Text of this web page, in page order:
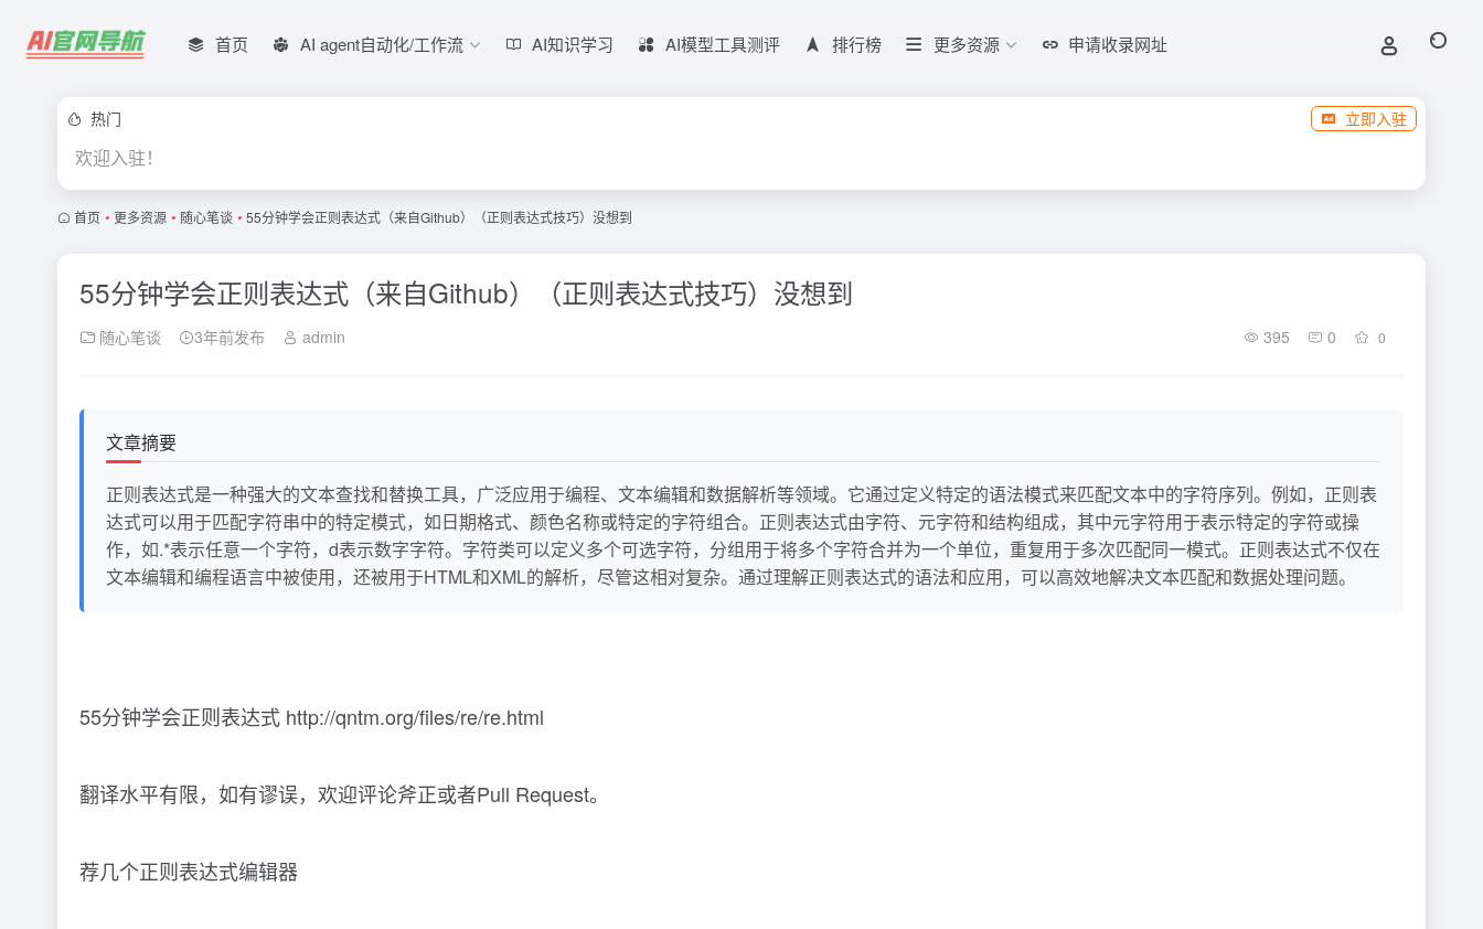
首页 AI agent自动化/工作流 AI知识学习 AI模型工具测评 排行榜 更多资源 申请收录网址
热门 立即入驻
欢迎入驻！
首页 • 更多资源 • 随心笔谈 • 55分钟学会正则表达式（来自Github）（正则表达式技巧）没想到
55分钟学会正则表达式（来自Github）（正则表达式技巧）没想到
随心笔谈 3年前发布 admin 395 0 0
文章摘要
正则表达式是一种强大的文本查找和替换工具，广泛应用于编程、文本编辑和数据解析等领域。它通过定义特定的语法模式来匹配文本中的字符序列。例如，正则表
达式可以用于匹配字符串中的特定模式，如日期格式、颜色名称或特定的字符组合。正则表达式由字符、元字符和结构组成，其中元字符用于表示特定的字符或操
作，如.*表示任意一个字符，d表示数字字符。字符类可以定义多个可选字符，分组用于将多个字符合并为一个单位，重复用于多次匹配同一模式。正则表达式不仅在
文本编辑和编程语言中被使用，还被用于HTML和XML的解析，尽管这相对复杂。通过理解正则表达式的语法和应用，可以高效地解决文本匹配和数据处理问题。
55分钟学会正则表达式 http://qntm.org/files/re/re.html
翻译水平有限，如有谬误，欢迎评论斧正或者Pull Request。
荐几个正则表达式编辑器